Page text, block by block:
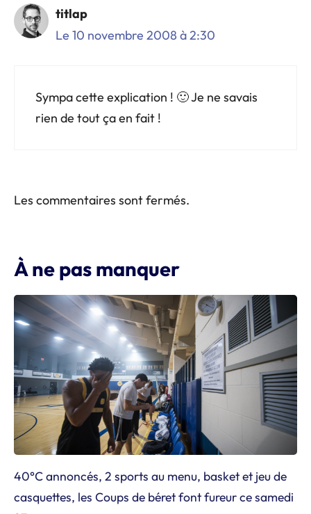
titlap
Le 10 novembre 2008 à 2:30
Sympa cette explication ! 🙂 Je ne savais
rien de tout ça en fait !
Les commentaires sont fermés.
À ne pas manquer
40°C annoncés, 2 sports au menu, basket et jeu de
casquettes, les Coups de béret font fureur ce samedi